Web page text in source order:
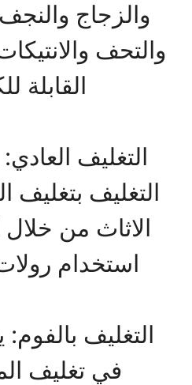
والزجاج
والتحف
القابلة
التغليف
التغليف بتغليف
الاثاث من خلال
استخدام
التغليف
في تغليف